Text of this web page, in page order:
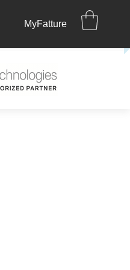
Contatti
MyFatture